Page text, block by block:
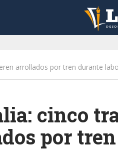
arrollados por tren durante
cinco
por